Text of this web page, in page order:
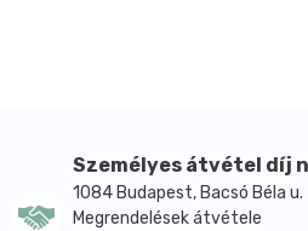
Személyes átvétel díj
1084 Budapest, Bacsó Béla
Megrendelések átvétele